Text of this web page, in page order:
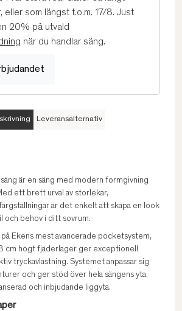
eller som längst t.o.m. 17/8. Just
20% på utvald
när du handlar säng.
Leveransalternativ
är en säng med modern formgivning
ett brett urval av storlekar,
är det enkelt att skapa en look
och behov i ditt sovrum.
Ekens mest avancerade pocketsystem,
cm högt fjäderlager ger exceptionell
tryckavlastning. Systemet anpassar sig
och ger stöd över hela sängens yta,
och inbjudande liggyta.